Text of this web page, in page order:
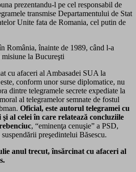
prezentandu-l pe cel responsabil de
transmise Departamentului de Stat
Unite fata de Romania, cel putin de
România, înainte de 1989, când l-a
la Bucureşti
cu afaceri al Ambasadei SUA la
conform unor surse diplomatice, nu
dintre telegramele secrete expediate la
al telegramelor semnate de fostul
Oficial, este autorul telegramei cu
al celei în care relatează concluziile
, “eminenţa cenuşie” a PSD,
preşedintelui Băsescu.
anul trecut, însărcinat cu afaceri al